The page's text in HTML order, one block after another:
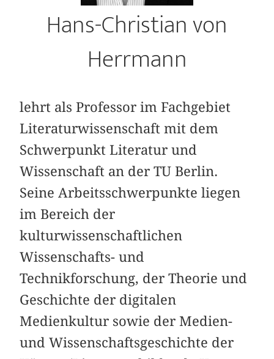
Hans-Christian von
Herrmann
lehrt als Professor im Fachgebiet
Literaturwissenschaft mit dem
Schwerpunkt Literatur und
Wissenschaft an der TU Berlin.
Seine Arbeitsschwerpunkte liegen
im Bereich der
kulturwissenschaftlichen
Wissenschafts- und
Technikforschung, der Theorie und
Geschichte der digitalen
Medienkultur sowie der Medien-
und Wissenschaftsgeschichte der